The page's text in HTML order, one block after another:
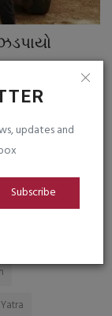
updates and
Subscribe